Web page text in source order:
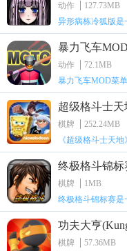
动作游戏
手机游戏
动作
127.73MB
暴力飞车
动作
72.1MB
超级格斗士
棋牌
252.24MB
终极格斗锦标
棋牌
1MB
功夫大亨
棋牌
57.36MB